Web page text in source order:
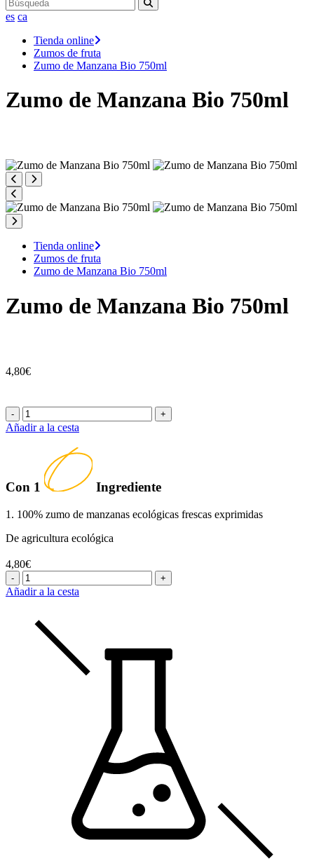
es ca
Tienda online
Zumos de fruta
Zumo de Manzana Bio 750ml
Zumo de Manzana Bio 750ml
Tienda online
Zumos de fruta
Zumo de Manzana Bio 750ml
Zumo de Manzana Bio 750ml
4,80€
- +
Añadir a la cesta
Con 1 Ingrediente
1. 100% zumo de manzanas ecológicas frescas exprimidas
De agricultura ecológica
4,80€
- +
Añadir a la cesta